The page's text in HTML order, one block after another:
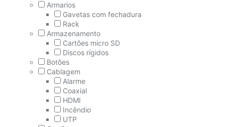
Armarios
Gavetas com fechadura
Rack
Armazenamento
Cartões micro SD
Discos rígidos
Botões
Cablagem
Alarme
Coaxial
HDMI
Incêndio
UTP